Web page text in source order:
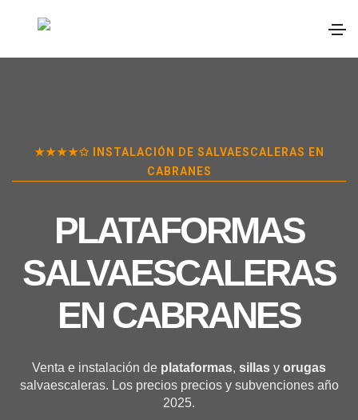
★★★★✩ INSTALACIÓN DE SALVAESCALERAS EN
CABRANES
PLATAFORMAS
SALVAESCALERAS
EN CABRANES
Venta e instalación de plataformas, sillas y orugas
salvaescaleras. Los precios precios y subvenciones año
2025.